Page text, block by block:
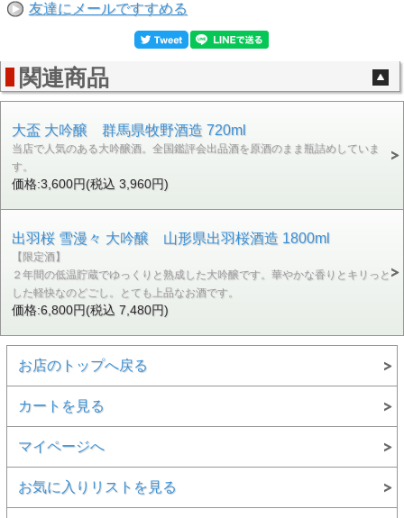
友達にメールですすめる
関連商品
大盃 大吟醸 群馬県牧野酒造 720ml
当店で人気のある大吟醸酒。全国鑑評会出品酒を原酒のまま瓶詰めしていま
す。
価格:3,600円(税込 3,960円)
出羽桜 雪漫々 大吟醸 山形県出羽桜酒造 1800ml
【限定酒】
２年間の低温貯蔵でゆっくりと熟成した大吟醸です。華やかな香りとキリっと
した軽快なのどごし。とても上品なお酒です。
価格:6,800円(税込 7,480円)
お店のトップへ戻る
カートを見る
マイページへ
お気に入りリストを見る